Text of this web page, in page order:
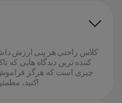
کلاس راحتی هر پنی ارزش
کننده ترین دیدگاه هایی که
چیزی است که هرگز فراموش
کنید، مطمئن شوید که این سواری را رزرو می کنید!